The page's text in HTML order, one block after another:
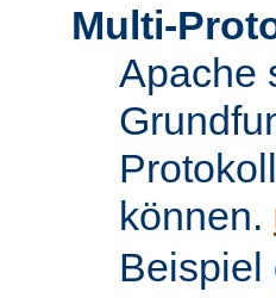
Multi-
Apache
können.
Beispiel